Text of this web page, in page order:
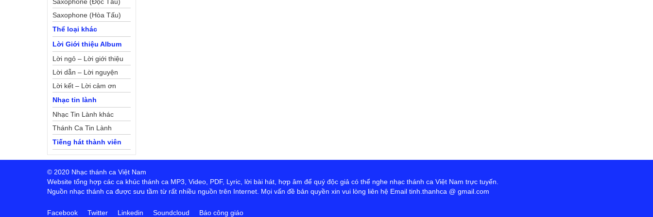
Saxophone (Hòa Tấu)
Thể loại khác
Lời Giới thiệu Album
Lời ngỏ – Lời giới thiệu
Lời dẫn – Lời nguyện
Lời kết – Lời cảm ơn
Nhạc tin lành
Nhạc Tin Lành khác
Thánh Ca Tin Lành
Tiếng hát thành viên
© 2020 Nhạc thánh ca Việt Nam
Website tổng hợp các ca khúc thánh ca MP3, Video, PDF, Lyric, lời bài hát, hợp âm để quý độc giả có thể nghe nhạc thánh ca Việt Nam trực tuyến.
Nguồn nhạc thánh ca được sưu tầm từ rất nhiều nguồn trên Internet. Mọi vấn đề bản quyền xin vui lòng liên hệ Email tinh.thanhca @ gmail.com
Facebook Twitter Linkedin Soundcloud Báo công giáo